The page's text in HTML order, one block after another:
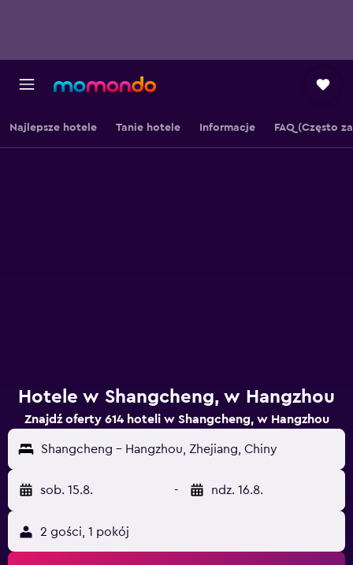
Najlepsze hotele Tanie hotele Informacje FAQ (Często
Hotele w Shangcheng, w Hangzhou
Znajdź oferty 614 hoteli w Shangcheng, w Hangzhou
Shangcheng - Hangzhou, Zhejiang, Chiny
sob. 15.8. - ndz. 16.8.
2 gości, 1 pokój